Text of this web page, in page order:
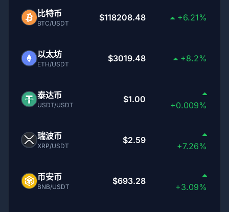
比特币
BTC/USDT
$118208.48 +6.21%
以太坊
ETH/USDT
$3019.48 +8.2%
泰达币
USDT/USDT
$1.00
+0.009%
瑞波币
XRP/USDT
$2.59
+7.26%
币安币
BNB/USDT
$693.28
+3.09%